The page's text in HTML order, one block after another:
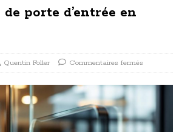
porte d’entrée en
Quentin Foller Commentaires fermés